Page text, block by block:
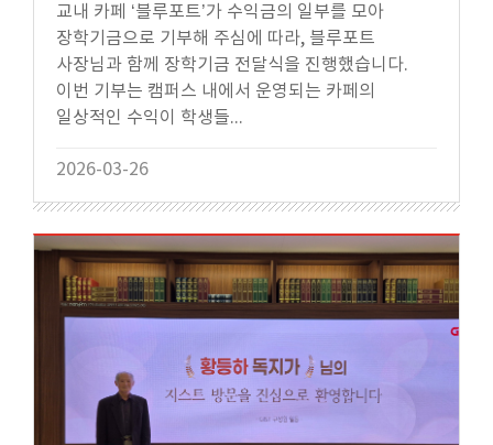
교내 카페 ‘블루포트’가 수익금의 일부를 모아
장학기금으로 기부해 주심에 따라, 블루포트
사장님과 함께 장학기금 전달식을 진행했습니다.
이번 기부는 캠퍼스 내에서 운영되는 카페의
일상적인 수익이 학생들...
2026-03-26